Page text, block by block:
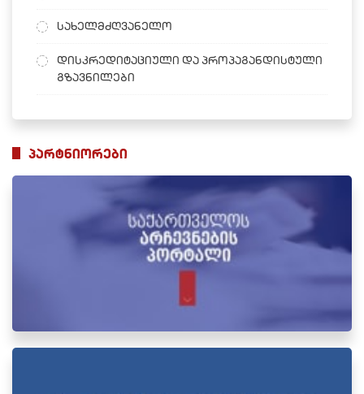
სახელმძღვანელო
დისკრედიტაციული და პროპაგანდისტული
გზავნილები
პარტნიორები